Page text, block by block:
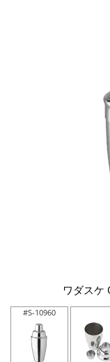
ワダスケ
#S-10960